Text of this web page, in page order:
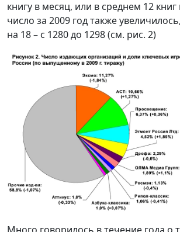
книгу в месяц, или в среднем 12 книг
число за 2009 год также
на 18 – с 1280 до 1298 (см. рис. 2)